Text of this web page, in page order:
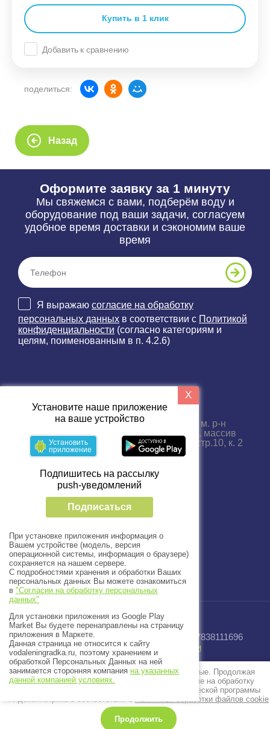
Купить в 1 клик
Добавить к сравнению
поделиться:
Назад
Оформите заявку за 1 минуту
Мы свяжемся с вами, подберём воду и
оборудование под ваши задачи, согласуем
удобное время доставки и сэкономим ваше
время
Я выражаю согласие на обработку
персональных данных в соответствии с Политикой
конфиденциальности (согласно категориям и
целям, поименованным в п. 4.2.6)
188689, Ленинградская область, м. р-н
Всеволожский, г.п. Бугровское, тер. массив
Порошкино, пр-д. Промышленный, стр.10, к. 2
Пн-пт с 09:00 до 18:00
© 2025 - 2026 Завод “Водный Мир” ИНН 7838111696
Политика конфиденциальности
Создать сайт в Мегагрупп.ру
X
Установите наше приложение
на ваше устройство
Установить
приложение
Подпишитесь на рассылку
push-уведомлений
Подписаться
При установке приложения информация о
Вашем устройстве (модель, версия
операционной системы, информация о браузере)
сохраняется на нашем сервере.
С подробностями хранения и обработки Ваших
персональных данных Вы можете ознакомиться
в "Согласии на обработку персональных
данных"
Для установки приложения из Google Play
Market Вы будете перенаправлены на страницу
приложения в Маркете.
Данная страница не относится к сайту
vodaleningradka.ru, поэтому хранением и
обработкой Персональных Данных на ней
занимается сторонняя компания на указанных
данной компанией условиях.
Этот сайт использует файлы cookie и метаданные. Продолжая
просматривать его, Вы выражаете свое согласие на обработку
персональных данных с использованием метрической программы
Яндекс.Метрика в соответствии с Политикой обработки файлов cookie
Продолжить